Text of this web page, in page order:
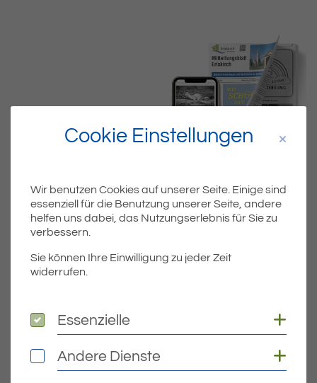
Dateiname
Dateityp PDF
DOWNLOAD
Cookie Einstellungen
Wir benutzen Cookies auf unserer Seite. Einige sind
essenziell für die Benutzung unserer Seite, andere
helfen uns dabei, das Nutzungserlebnis für Sie zu
verbessern.
Sie können Ihre Einwilligung zu jeder Zeit
widerrufen.
Essenzielle
Essenzielle
Andere Dienste
Andere Dienste